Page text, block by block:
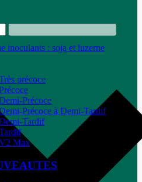
inoculants : soja et luzerne
précoce
Précoce
Précoce à Demi-Tardif
Tardif
Max